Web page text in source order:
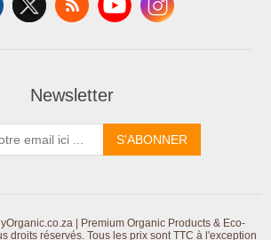
Newsletter
S'ABONNER
| Premium Organic Products & Eco-
droits réservés. Tous les prix sont TTC à l'exception